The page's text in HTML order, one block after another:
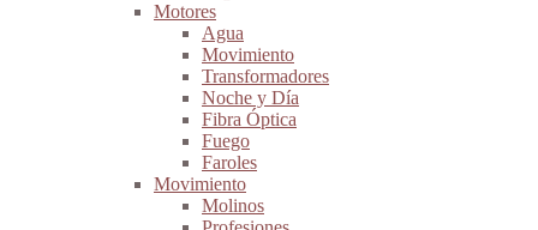
Motores
Agua
Movimiento
Transformadores
Noche y Día
Fibra Óptica
Fuego
Faroles
Movimiento
Molinos